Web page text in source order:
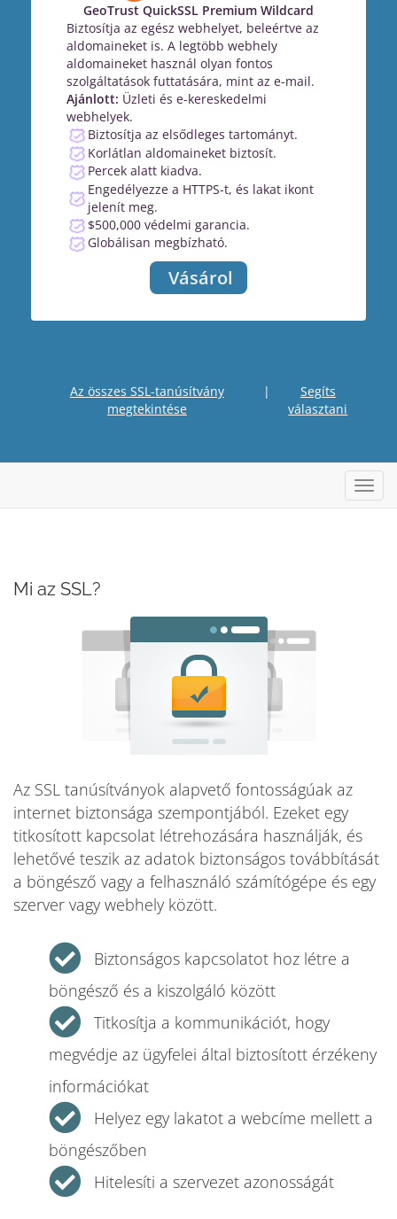
GeoTrust QuickSSL Premium Wildcard
Biztosítja az egész webhelyet, beleértve az
aldomaineket is. A legtöbb webhely
aldomaineket használ olyan fontos
szolgáltatások futtatására, mint az e-mail.
Ajánlott: Üzleti és e-kereskedelmi
webhelyek.
Biztosítja az elsődleges tartományt.
Korlátlan aldomaineket biztosít.
Percek alatt kiadva.
Engedélyezze a HTTPS-t, és lakat ikont
jelenít meg.
$500,000 védelmi garancia.
Globálisan megbízható.
Vásárol
Az összes SSL-tanúsítvány
megtekintése
|
Segíts
választani
a
Mi az SSL?
Az SSL tanúsítványok alapvető fontosságúak az
internet biztonsága szempontjából. Ezeket egy
titkosított kapcsolat létrehozására használják, és
lehetővé teszik az adatok biztonságos továbbítását
a böngésző vagy a felhasználó számítógépe és egy
szerver vagy webhely között.
Biztonságos kapcsolatot hoz létre a
böngésző és a kiszolgáló között
Titkosítja a kommunikációt, hogy
megvédje az ügyfelei által biztosított érzékeny
információkat
Helyez egy lakatot a webcíme mellett a
böngészőben
Hitelesíti a szervezet azonosságát